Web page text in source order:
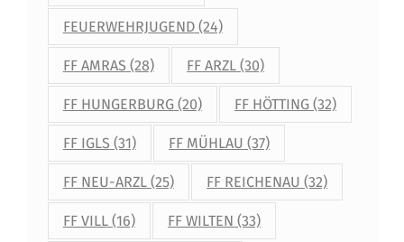
FEUERWEHRJUGEND(24)
FF AMRAS (28) FF ARZL (30)
FF HUNGERBURG(20) FF HÖTTING (32)
FF IGLS (31) FF MÜHLAU (37)
FF NEU-ARZL(25) FF REICHENAU (32)
FF VILL(16) FF WILTEN (33)